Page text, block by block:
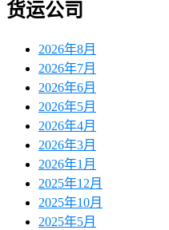
货运公司
2026年8月
2026年7月
2026年6月
2026年5月
2026年4月
2026年3月
2026年1月
2025年12月
2025年10月
2025年5月